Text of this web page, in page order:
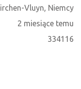
Vluyn, Niemcy
2 miesiące temu
334116